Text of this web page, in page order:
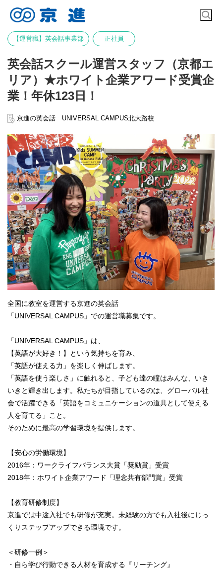
【運営職】英会話事業部 正社員
英会話スクール運営スタッフ（京都エ
リア）★ホワイト企業アワード受賞企
業！年休123日！
京進の英会話 UNIVERSAL CAMPUS北大路校
全国に教室を運営する京進の英会話
「UNIVERSAL CAMPUS」での運営職募集です。
「UNIVERSAL CAMPUS」は、
【英語が大好き！】という気持ちを育み、
「英語が使える力」を楽しく伸ばします。
「英語を使う楽しさ」に触れると、子ども達の瞳はみんな、いき
いきと輝き出します。私たちが目指しているのは、グローバル社
会で活躍できる「英語をコミュニケーションの道具として使える
人を育てる」こと。
そのために最高の学習環境を提供します。
【安心の労働環境】
2016年：ワークライフバランス大賞「奨励賞」受賞
2018年：ホワイト企業アワード「理念共有部門賞」受賞
【教育研修制度】
京進では中途⼊社でも研修が充実。未経験の⽅でも⼊社後にじっ
くりステップアップできる環境です。
＜研修⼀例＞
・自ら学び行動できる人材を育成する『リーチング』